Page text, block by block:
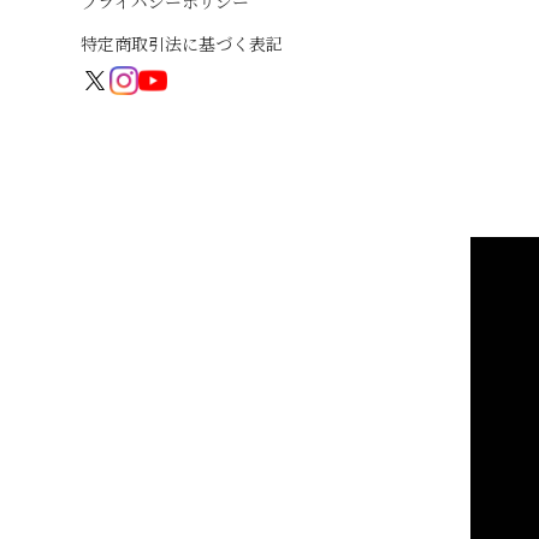
特定商取引法に基づく表記